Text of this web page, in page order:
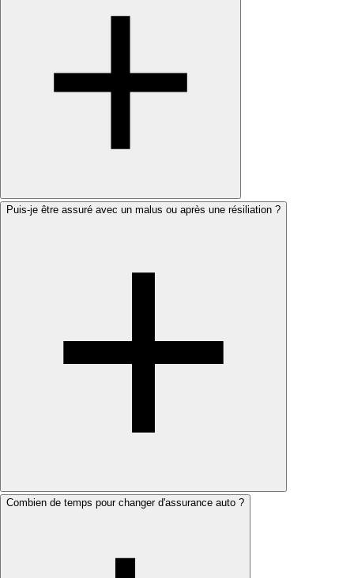
Puis-je être assuré avec un malus ou après une résiliation ?
Combien de temps pour changer d'assurance auto ?